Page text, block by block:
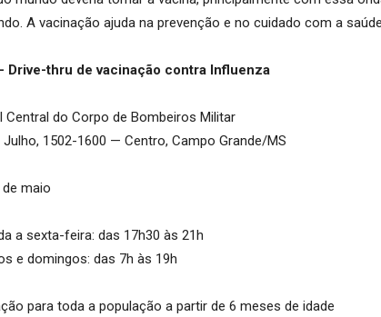
A vacinação ajuda na prevenção e no cuidado com a
Drive-thru de vacinação contra Influenza
Central do Corpo de Bombeiros Militar
Julho, 1502-1600 — Centro, Campo Grande/MS
maio
a sexta-feira: das 17h30 às 21h
e domingos: das 7h às 19h
para toda a população a partir de 6 meses de idade